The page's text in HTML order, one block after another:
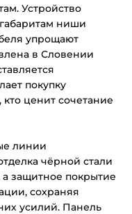
Устройство
ниши
упрощают
в Словении
покупку
ценит сочетание
линии
чёрной стали
защитное покрытие
сохраняя
усилий. Панель